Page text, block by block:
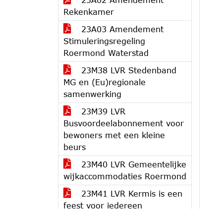
Rekenkamer
23A03 Amendement
Stimuleringsregeling
Roermond Waterstad
23M38 LVR Stedenband
MG en (Eu)regionale
samenwerking
23M39 LVR
Busvoordeelabonnement voor
bewoners met een kleine
beurs
23M40 LVR Gemeentelijke
wijkaccommodaties Roermond
23M41 LVR Kermis is een
feest voor iedereen